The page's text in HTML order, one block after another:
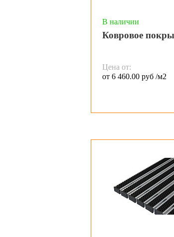
В наличии
Ковровое
Цена от:
от 6 460.00 руб /м2